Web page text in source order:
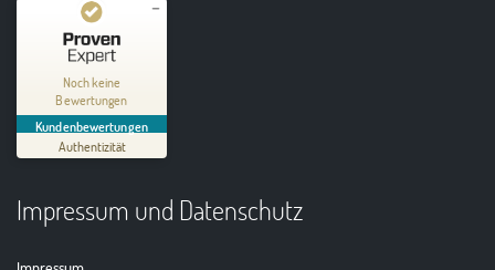
Noch keine
Bewertungen
Kundenbewertungen
Authentizität
Kundenbewertungen und Erfahrungen zu
Thinking Circular® Niederzissen
MANGELHAFT
Erfahren Sie mehr über dieses Bewertungssiegel
Impressum und Datenschutz